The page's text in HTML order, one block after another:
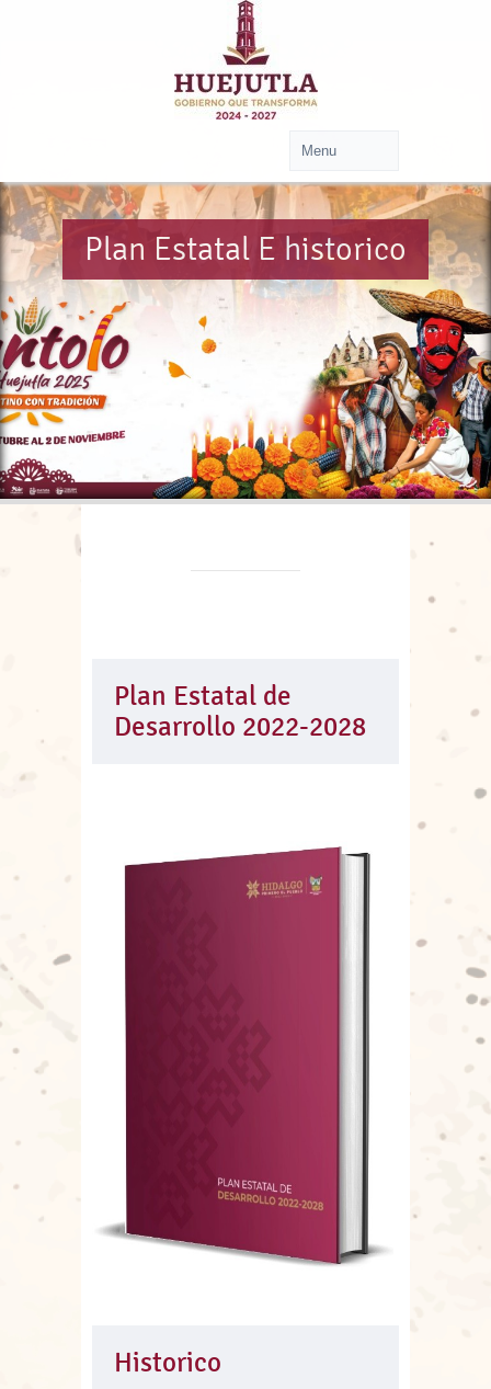
Plan Estatal E historico
Plan Estatal de
Desarrollo 2022-2028
Historico